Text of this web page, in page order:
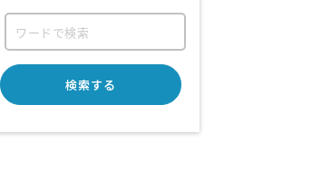
検索する